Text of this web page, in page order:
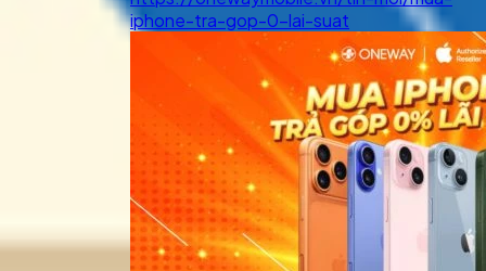
iphone-tra-gop-0-lai-suat